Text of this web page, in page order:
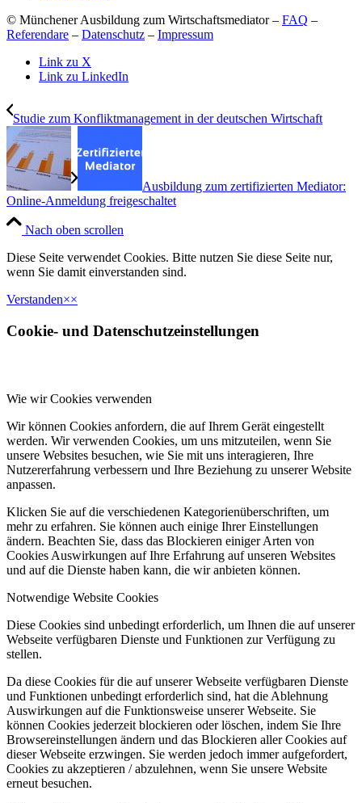
© Münchener Ausbildung zum Wirtschaftsmediator – FAQ –
Referendare – Datenschutz – Impressum
Link zu X
Link zu LinkedIn
Studie zum Konfliktmanagement in der deutschen Wirtschaft
Ausbildung zum zertifizierten Mediator:
Online-Anmeldung freigeschaltet
Nach oben scrollen
Diese Seite verwendet Cookies. Bitte nutzen Sie diese Seite nur,
wenn Sie damit einverstanden sind.
Verstanden××
Cookie- und Datenschutzeinstellungen
Wie wir Cookies verwenden
Wir können Cookies anfordern, die auf Ihrem Gerät eingestellt
werden. Wir verwenden Cookies, um uns mitzuteilen, wenn Sie
unsere Websites besuchen, wie Sie mit uns interagieren, Ihre
Nutzererfahrung verbessern und Ihre Beziehung zu unserer Website
anpassen.
Klicken Sie auf die verschiedenen Kategorienüberschriften, um
mehr zu erfahren. Sie können auch einige Ihrer Einstellungen
ändern. Beachten Sie, dass das Blockieren einiger Arten von
Cookies Auswirkungen auf Ihre Erfahrung auf unseren Websites
und auf die Dienste haben kann, die wir anbieten können.
Notwendige Website Cookies
Diese Cookies sind unbedingt erforderlich, um Ihnen die auf unserer
Webseite verfügbaren Dienste und Funktionen zur Verfügung zu
stellen.
Da diese Cookies für die auf unserer Webseite verfügbaren Dienste
und Funktionen unbedingt erforderlich sind, hat die Ablehnung
Auswirkungen auf die Funktionsweise unserer Webseite. Sie
können Cookies jederzeit blockieren oder löschen, indem Sie Ihre
Browsereinstellungen ändern und das Blockieren aller Cookies auf
dieser Webseite erzwingen. Sie werden jedoch immer aufgefordert,
Cookies zu akzeptieren / abzulehnen, wenn Sie unsere Website
erneut besuchen.